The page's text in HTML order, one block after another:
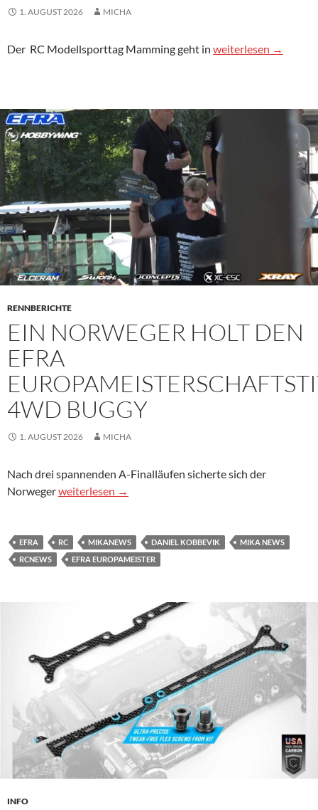
1. AUGUST 2026 MICHA
Der RC Modellsporttag Mamming geht in Neue Infos zum RC
weiterlesen →
RENNBERICHTE
EIN NORWEGER HOLT DEN
EFRA
4WD BUGGY
1. AUGUST 2026 MICHA
Nach drei spannenden A-Finalläufen sicherte sich der
NorwegerEin Norweger holt den EFRA
weiterlesen →
EFRA RC MIKANEWS DANIEL KOBBEVIK
MIKA NEWS
RCNEWS
EFRA EUROPAMEISTER
INFO